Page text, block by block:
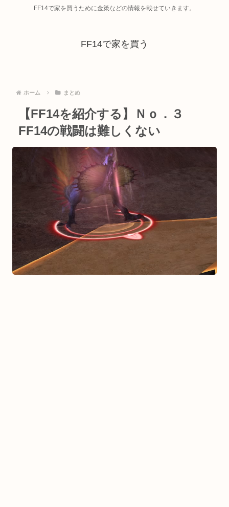
FF14で家を買うために金策などの情報を載せていきます。
FF14で家を買う
ホーム まとめ
【FF14を紹介する】Ｎｏ．３
FF14の戦闘は難しくない